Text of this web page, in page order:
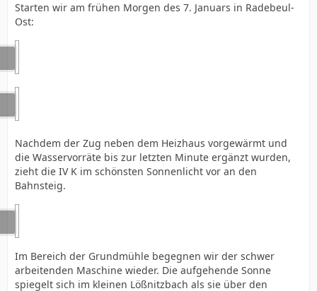
Starten wir am frühen Morgen des 7. Januars in Radebeul-
Ost:
Nachdem der Zug neben dem Heizhaus vorgewärmt und
die Wasservorräte bis zur letzten Minute ergänzt wurden,
zieht die IV K im schönsten Sonnenlicht vor an den
Bahnsteig.
Im Bereich der Grundmühle begegnen wir der schwer
arbeitenden Maschine wieder. Die aufgehende Sonne
spiegelt sich im kleinen Lößnitzbach als sie über den